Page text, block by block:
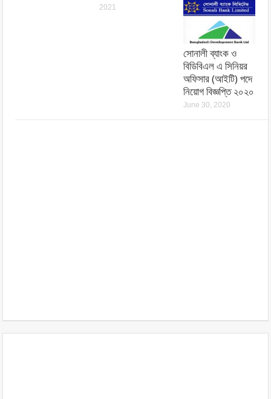
2021
সোনালী ব্যাংক ও
বিডিবিএল এ সিনিয়র
অফিসার (আইটি) পদে
নিয়োগ বিজ্ঞপ্তি ২০২০
June 30, 2020